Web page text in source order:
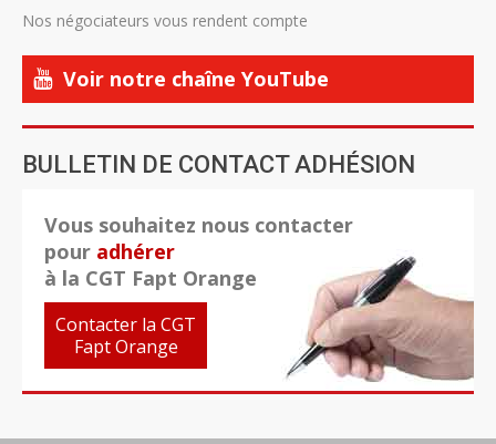
Nos négociateurs vous rendent compte
Voir notre chaîne YouTube
BULLETIN DE CONTACT ADHÉSION
Vous souhaitez nous contacter
pour adhérer
à la CGT Fapt Orange
Contacter la CGT
Fapt Orange